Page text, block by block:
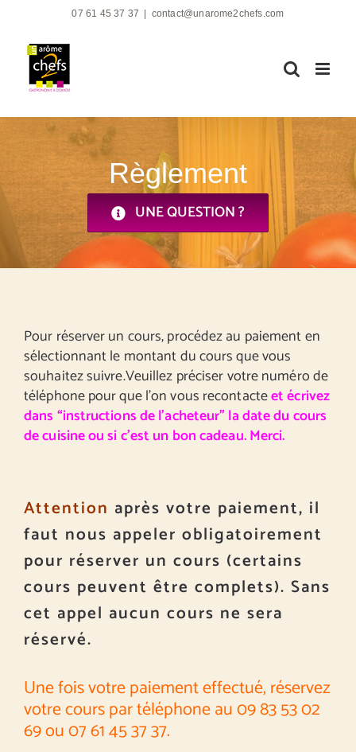
contenu
07 61 45 37 37 contact@unarome2chefs.com
Règlement
UNE QUESTION ?
Pour réserver un cours, procédez au paiement en
sélectionnant le montant du cours que vous
souhaitez suivre.Veuillez préciser votre numéro de
téléphone pour que l’on vous recontacteet écrivez
dans “instructions de l’acheteur” la date du cours
de cuisine ou si c’est un bon cadeau. Merci.
Attention après votre paiement, il
faut nous appeler obligatoirement
pour réserver un cours (certains
cours peuvent être complets). Sans
cet appel aucun cours ne sera
réservé.
Une fois votre paiement effectué, réservez
votre cours par téléphone au 09 83 53 02
69 ou 07 61 45 37 37.